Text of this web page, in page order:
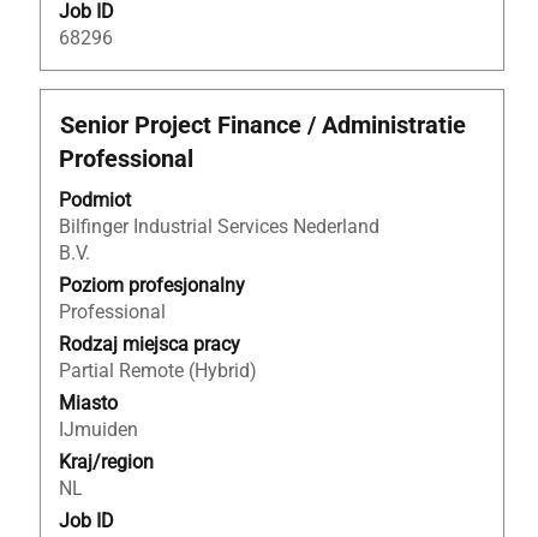
Job ID
68296
Tytuł
Senior Project Finance / Administratie
Professional
Podmiot
Bilfinger Industrial Services Nederland
B.V.
Poziom profesjonalny
Professional
Rodzaj miejsca pracy
Partial Remote (Hybrid)
Miasto
IJmuiden
Kraj/region
NL
Job ID
Zaznacz
za
pomocą
spacji,
aby
wyświetlić
pełną
treść
danych
oferty
pracy.